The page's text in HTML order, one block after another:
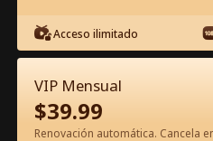
Acceso ilimitado
VIP Mensual
$39.99
Renovación automática. Cancela